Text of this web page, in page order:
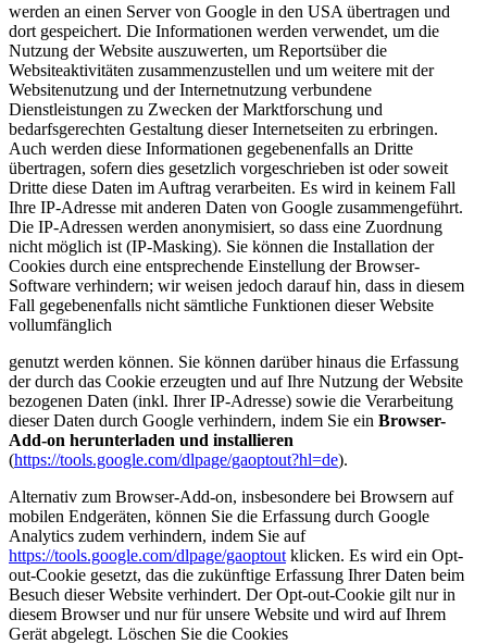
werden an einen Server von Google in den USA übertragen und
dort gespeichert. Die Informationen werden verwendet, um die
Nutzung der Website auszuwerten, um Reportsüber die
Websiteaktivitäten zusammenzustellen und um weitere mit der
Websitenutzung und der Internetnutzung verbundene
Dienstleistungen zu Zwecken der Marktforschung und
bedarfsgerechten Gestaltung dieser Internetseiten zu erbringen.
Auch werden diese Informationen gegebenenfalls an Dritte
übertragen, sofern dies gesetzlich vorgeschrieben ist oder soweit
Dritte diese Daten im Auftrag verarbeiten. Es wird in keinem Fall
Ihre IP-Adresse mit anderen Daten von Google zusammengeführt.
Die IP-Adressen werden anonymisiert, so dass eine Zuordnung
nicht möglich ist (IP-Masking). Sie können die Installation der
Cookies durch eine entsprechende Einstellung der Browser-
Software verhindern; wir weisen jedoch darauf hin, dass in diesem
Fall gegebenenfalls nicht sämtliche Funktionen dieser Website
vollumfänglich
genutzt werden können. Sie können darüber hinaus die Erfassung
der durch das Cookie erzeugten und auf Ihre Nutzung der Website
bezogenen Daten (inkl. Ihrer IP-Adresse) sowie die Verarbeitung
dieser Daten durch Google verhindern, indem Sie ein Browser-
Add-on herunterladen und installieren
(https://tools.google.com/dlpage/gaoptout?hl=de).
Alternativ zum Browser-Add-on, insbesondere bei Browsern auf
mobilen Endgeräten, können Sie die Erfassung durch Google
Analytics zudem verhindern, indem Sie auf
https://tools.google.com/dlpage/gaoptout klicken. Es wird ein Opt-
out-Cookie gesetzt, das die zukünftige Erfassung Ihrer Daten beim
Besuch dieser Website verhindert. Der Opt-out-Cookie gilt nur in
diesem Browser und nur für unsere Website und wird auf Ihrem
Gerät abgelegt. Löschen Sie die Cookies